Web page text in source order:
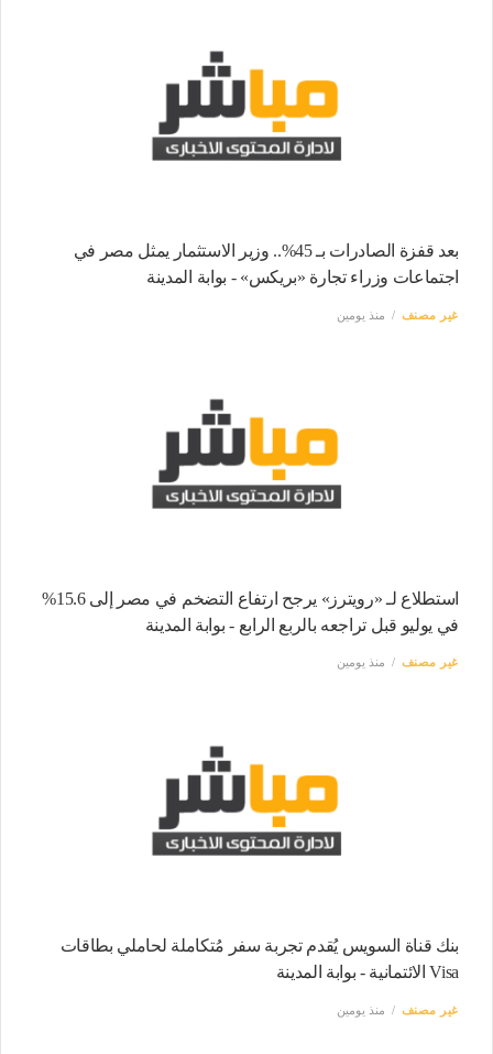
بعد قفزة الصادرات بـ 45%.. وزير الاستثمار يمثل مصر في
اجتماعات وزراء تجارة «بريكس» - بوابة المدينة
غير مصنف منذ يومين
استطلاع لـ «رويترز» يرجح ارتفاع التضخم في مصر إلى 15.6%
في يوليو قبل تراجعه بالربع الرابع - بوابة المدينة
غير مصنف منذ يومين
بنك قناة السويس يُقدم تجربة سفر مُتكاملة لحاملي بطاقات
Visa الائتمانية - بوابة المدينة
غير مصنف منذ يومين